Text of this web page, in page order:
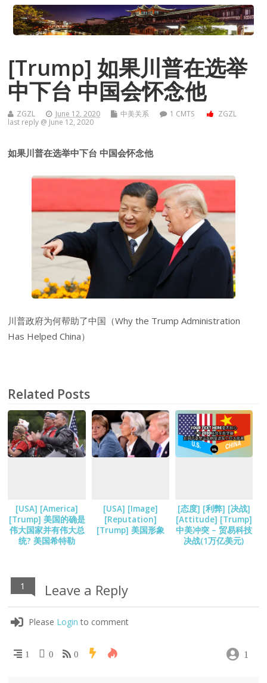
[Trump] 如果川普在选举
中下台 中国会怀念他
ZGZL June 12, 2020 中美关系 1 CMTS
ZGZL
last reply @ June 12, 2020
如果川普在选举中下台 中国会怀念他
川普政府为何帮助了中国（Why the Trump Administration
Has Helped China）
Related Posts
[USA] [America]
[Trump] 美国的确是
伟大国家并有伟大总
统? 美国希特勒
[USA] [Image]
[Reputation]
[Trump] 美国形象
[态度] [利弊] [决战]
[Attitude] [Trump]
中美冲突 – 贸易科技
决战(1万亿美元)
1 Leave a Reply
Please Login to comment
1 0 0 1